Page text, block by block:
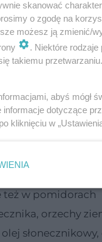
ewentualnego
też w pomidorach
orzechy
skanować
o zgodę na
możesz ją zmienić/
. Niektóre
takiemu
abyś mógł
informacje dotyczące
kliknięciu w